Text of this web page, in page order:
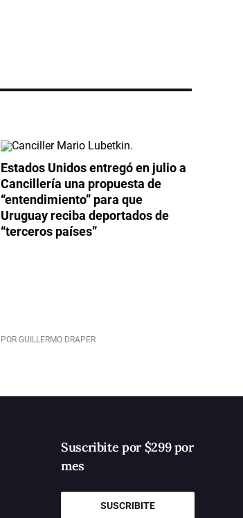
Estados Unidos entregó en julio a
Cancillería una propuesta de
“entendimiento” para que
Uruguay reciba deportados de
“terceros países”
POR GUILLERMO DRAPER
Suscribite por $299 por
mes
SUSCRIBITE